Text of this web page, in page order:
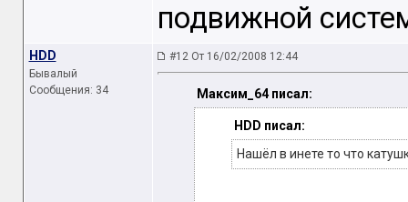
подвижной
HDD
Бывалый
Сообщения: 34
#12 От 16/02/2008 12:44
Максим_64 писал:
HDD писал:
Нашёл в инете то что